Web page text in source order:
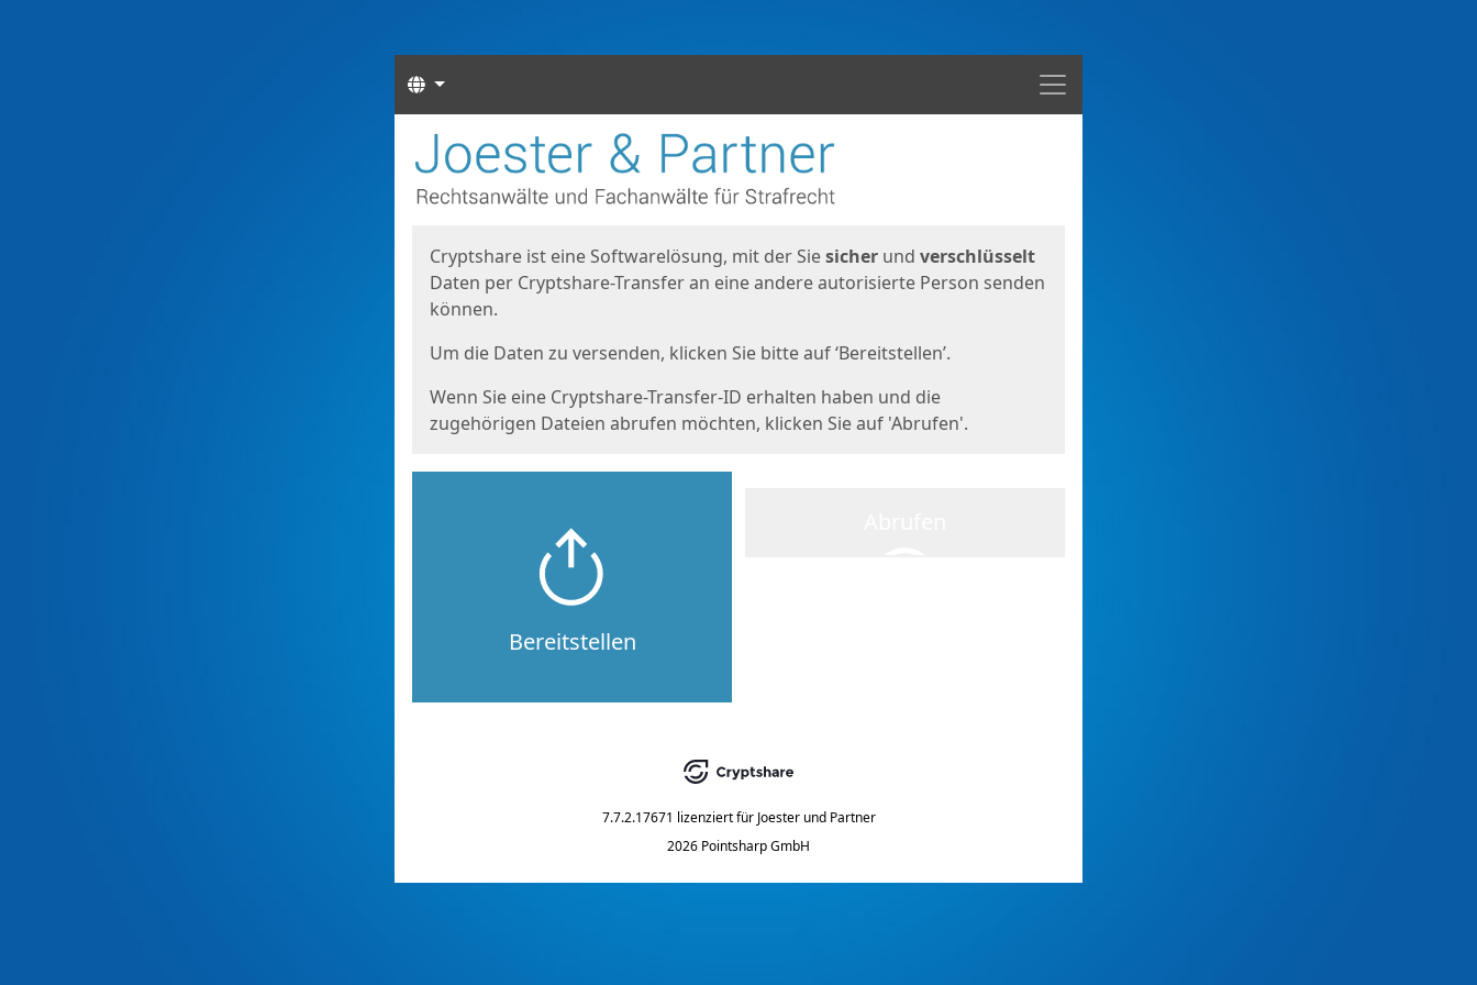
Menü
Sprachen
Start
Cryptshare ist eine Softwarelösung, mit der Siesicher und verschlüsselt
Daten per Cryptshare-Transfer an eine andere autorisierte Person senden
können.
Um die Daten zu versenden, klicken Sie bitte auf ‘Bereitstellen’.
Wenn Sie eine Cryptshare-Transfer-ID erhalten haben und die
zugehörigen Dateien abrufen möchten, klicken Sie auf 'Abrufen'.
Bereitstellen
7.7.2.17671 lizenziert für Joester und Partner
2026 Pointsharp GmbH